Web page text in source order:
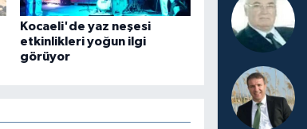
Kocaeli'de yaz neşesi
etkinlikleri yoğun ilgi
görüyor